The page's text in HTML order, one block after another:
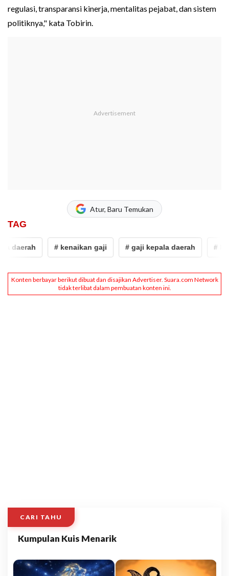
regulasi, transparansi kinerja, mentalitas pejabat, dan sistem
politiknya," kata Tobirin.
Atur, Baru Temukan
TAG
daerah # kenaikan gaji # gaji kepala daerah #
CARI TAHU
Kumpulan Kuis Menarik